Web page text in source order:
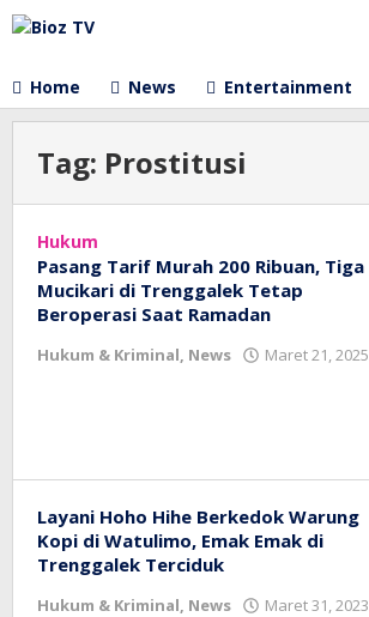
Lewati
ke
Home
News Entertainment
Tag: Prostitusi
Hukum
Pasang Tarif Murah 200 Ribuan, Tiga
Mucikari di Trenggalek Tetap
Beroperasi Saat Ramadan
Hukum & Kriminal, News Maret 21, 2025
Layani Hoho Hihe Berkedok Warung
Kopi di Watulimo, Emak Emak di
Trenggalek Terciduk
Hukum & Kriminal, News Maret 31, 2023